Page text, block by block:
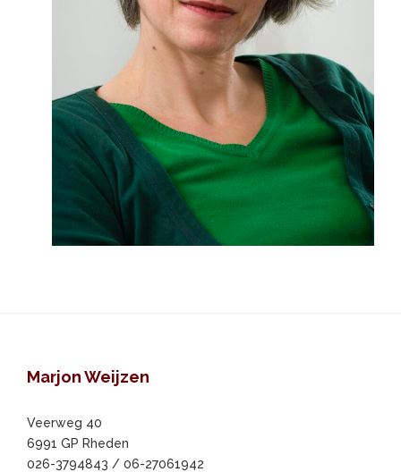
FooterMarjon Weijzen
Veerweg 40
6991 GP Rheden
026-3794843 / 06-27061942